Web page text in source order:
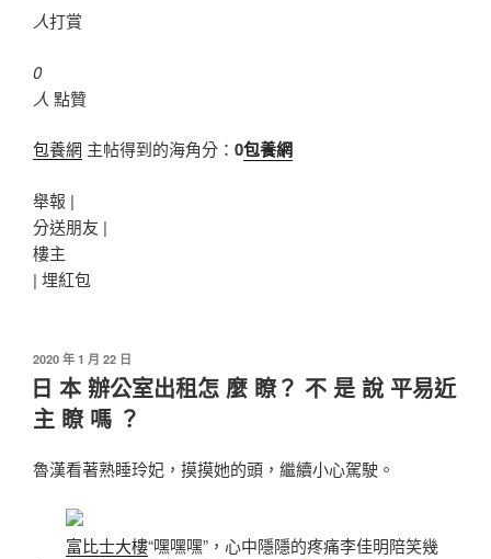
人打賞
0
人 點贊
包養網 主帖得到的海角分： 0包養網
舉報 |
分送朋友 |
樓主
| 埋紅包
發
佈
於
2020 年 1 月 22 日
日 本 辦公室出租怎 麼 瞭？ 不 是 說 平易近
主 瞭 嗎 ？
魯漢看著熟睡玲妃，摸摸她的頭，繼續小心駕駛。
富比士大樓“嘿嘿嘿”，心中隱隱的疼痛李佳明陪笑幾